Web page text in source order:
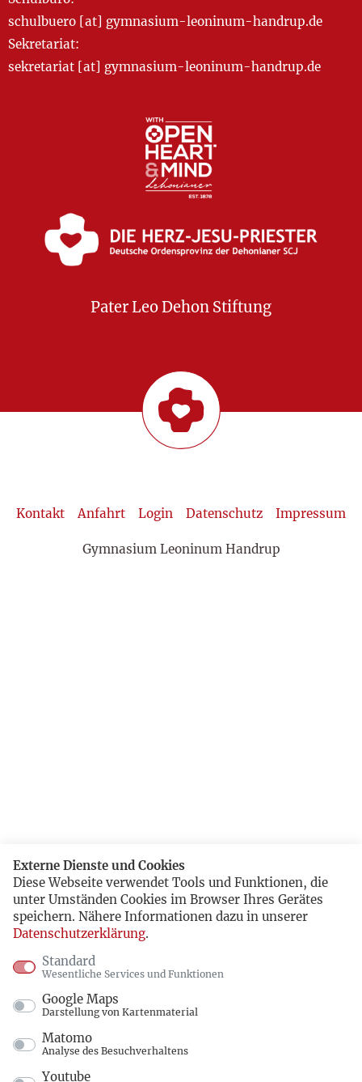
schulbuero [at] gymnasium-leoninum-handrup.de
Sekretariat:
sekretariat [at] gymnasium-leoninum-handrup.de
Pater Leo Dehon Stiftung
Kontakt Anfahrt Login Datenschutz Impressum
Gymnasium Leoninum Handrup
Externe Dienste und Cookies
Diese Webseite verwendet Tools und Funktionen, die
unter Umständen Cookies im Browser Ihres Gerätes
speichern. Nähere Informationen dazu in unserer
Datenschutzerklärung.
Standard
Wesentliche Services und Funktionen
Google Maps
Darstellung von Kartenmaterial
Matomo
Analyse des Besuchverhaltens
Youtube